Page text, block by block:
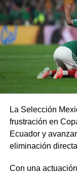
La Selección
frustración en
Ecuador y
eliminación
Con una